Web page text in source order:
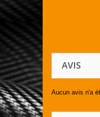
AVIS
Aucun avis n'a